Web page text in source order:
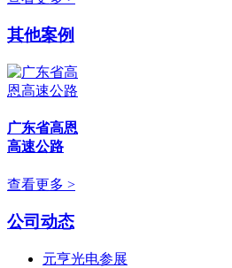
其他案例
广东省高恩
高速公路
查看更多 >
公司动态
元亨光电参展